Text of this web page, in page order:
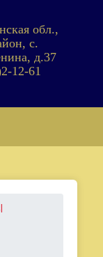
обл.,
с.
д.37
12-61